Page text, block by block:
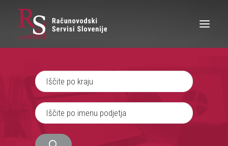
IŠČEM RAČUNOVODJO
SEM RAČUNOVODJA